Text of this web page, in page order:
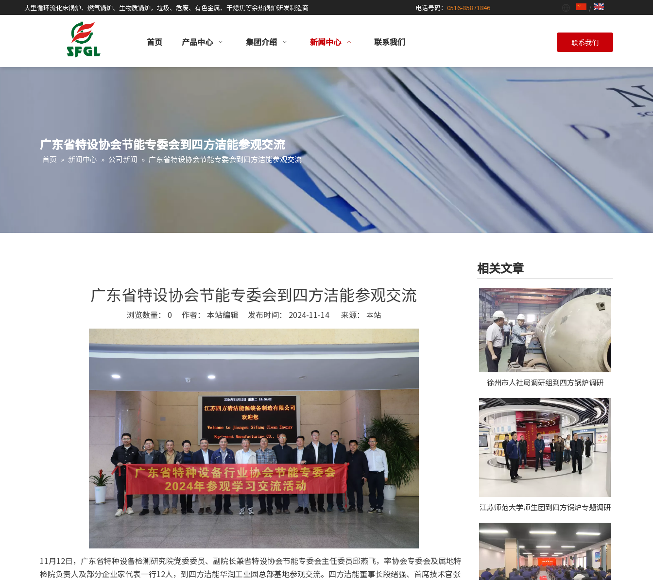
大型循环流化床锅炉、燃气锅炉、生物质锅炉，垃圾、危废、有色金属、干熄焦等余热锅炉研发制造商 电话号码：0516-85871846 /
首页 产品中心 集团介绍 新闻中心 联系我们 联系我们
广东省特设协会节能专委会到四方洁能参观交流
首页 » 新闻中心 » 公司新闻 » 广东省特设协会节能专委会到四方洁能参观交流
广东省特设协会节能专委会到四方洁能参观交流
浏览数量： 0 作者： 本站编辑 发布时间： 2024-11-14 来源： 本站
["wechat","weibo","qzone","douban","email"]
11月12日，广东省特种设备检测研究院党委委员、副院长兼省特设协会节能专委会主任委员邱燕飞，率协会专委会及属地特
检院负责人及部分企业家代表一行12人，到四方洁能华润工业园总部基地参观交流。四方洁能董事长段绪强、首席技术官张
相关文章
徐州市人社局调研组到四方锅炉调研
江苏师范大学师生团到四方锅炉专题调研